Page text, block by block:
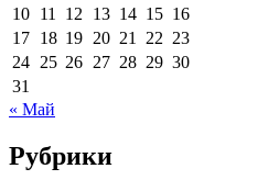
10 11 12 13 14 15 16
17 18 19 20 21 22 23
24 25 26 27 28 29 30
31
« Май
Рубрики